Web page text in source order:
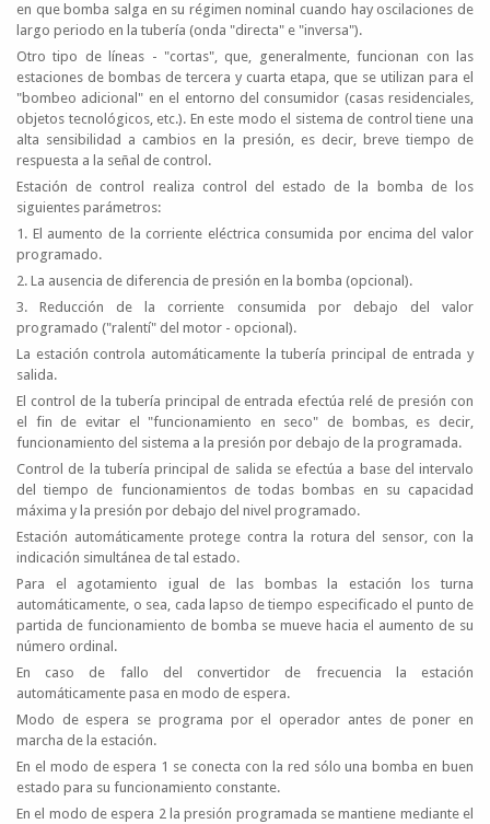
en que bomba salga en su régimen nominal cuando hay oscilaciones de
largo periodo en la tubería (onda "directa" e "inversa").
Otro tipo de líneas - "cortas", que, generalmente, funcionan con las
estaciones de bombas de tercera y cuarta etapa, que se utilizan para el
"bombeo adicional" en el entorno del consumidor (casas residenciales,
objetos tecnológicos, etc.). En este modo el sistema de control tiene una
alta sensibilidad a cambios en la presión, es decir, breve tiempo de
respuesta a la señal de control.
Estación de control realiza control del estado de la bomba de los
siguientes parámetros:
1. El aumento de la corriente eléctrica consumida por encima del valor
programado.
2. La ausencia de diferencia de presión en la bomba (opcional).
3. Reducción de la corriente consumida por debajo del valor
programado ("ralentí" del motor - opcional).
La estación controla automáticamente la tubería principal de entrada y
salida.
El control de la tubería principal de entrada efectúa relé de presión con
el fin de evitar el "funcionamiento en seco" de bombas, es decir,
funcionamiento del sistema a la presión por debajo de la programada.
Control de la tubería principal de salida se efectúa a base del intervalo
del tiempo de funcionamientos de todas bombas en su capacidad
máxima y la presión por debajo del nivel programado.
Estación automáticamente protege contra la rotura del sensor, con la
indicación simultánea de tal estado.
Para el agotamiento igual de las bombas la estación los turna
automáticamente, o sea, cada lapso de tiempo especificado el punto de
partida de funcionamiento de bomba se mueve hacia el aumento de su
número ordinal.
En caso de fallo del convertidor de frecuencia la estación
automáticamente pasa en modo de espera.
Modo de espera se programa por el operador antes de poner en
marcha de la estación.
En el modo de espera 1 se conecta con la red sólo una bomba en buen
estado para su funcionamiento constante.
En el modo de espera 2 la presión programada se mantiene mediante el